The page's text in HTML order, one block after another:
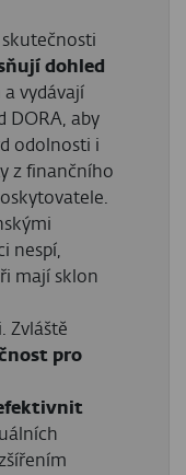
dohled
a vydávají
DORA, aby
odolnosti i
z finančního
nespí,
mají sklon
Zvláště
pro